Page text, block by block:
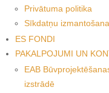
Privātuma politika
Sīkdatņu
ES FONDI
PAKALPOJUMI UN
EAB
izstrādē